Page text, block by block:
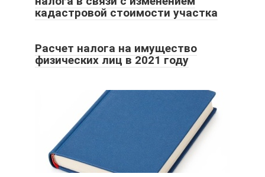
кадастровой стоимости участка
Расчет налога на имущество
физических лиц в 2021 году